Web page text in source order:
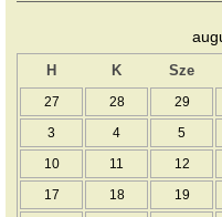
H K Sze
27 28 29
3 4 5
10 11 12
17 18 19